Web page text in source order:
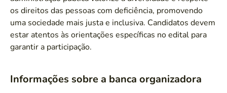
os direitos das pessoas com deficiência, promovendo
uma sociedade mais justa e inclusiva. Candidatos devem
estar atentos às orientações específicas no edital para
garantir a participação.
Informações sobre a banca organizadora